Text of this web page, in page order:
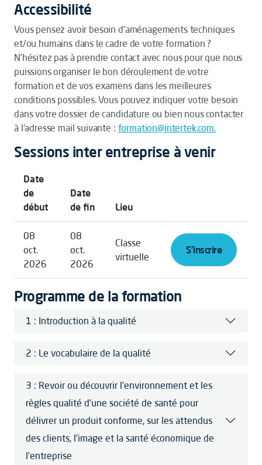
Accessibilité
Vous pensez avoir besoin d'aménagements techniques
et/ou humains dans le cadre de votre formation ?
N’hésitez pas à prendre contact avec nous pour que nous
puissions organiser le bon déroulement de votre
formation et de vos examens dans les meilleures
conditions possibles. Vous pouvez indiquer votre besoin
dans votre dossier de candidature ou bien nous contacter
à l'adresse mail suivante : formation@intertek.com.
Sessions inter entreprise à venir
Date
de
début
Date
de fin
Lieu
08
oct.
2026
08
oct.
2026
Classe
virtuelle
S'inscrire
Programme de la formation
1 : Introduction à la qualité
2 : Le vocabulaire de la qualité
3 : Revoir ou découvrir l’environnement et les
règles qualité d’une société de santé pour
délivrer un produit conforme, sur les attendus
des clients, l’image et la santé économique de
l’entreprise